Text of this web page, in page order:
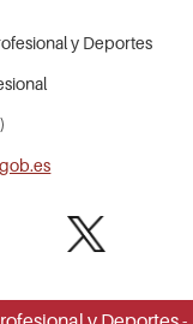
y Deportes